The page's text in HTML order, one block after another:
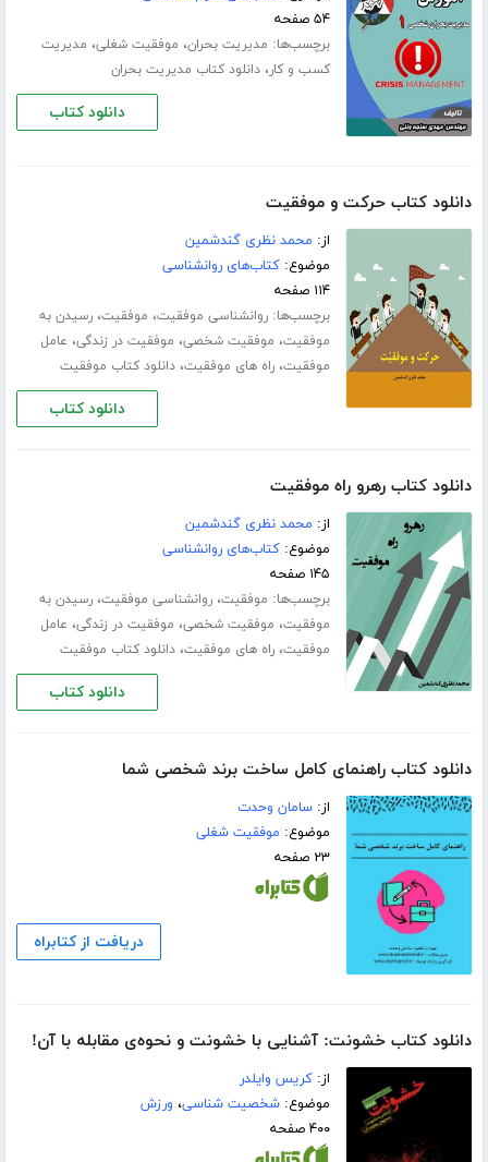
۵۴ صفحه
برچسب‌ها: مدیریت بحران، موفقیت شغلی، مدیریت
کسب و کار،دانلود کتاب مدیریت بحران
دانلود کتاب
دانلود کتاب حرکت و موفقیت
از: محمد نظری گندشمین
موضوع:کتاب‌های روانشناسی
۱۱۴ صفحه
برچسب‌ها:روانشناسی موفقیت، موفقیت،رسیدن به
موفقیت، موفقیت شخصی، موفقیت در زندگی، عامل
موفقیت،راه های موفقیت،دانلود کتاب موفقیت
دانلود کتاب
دانلود کتاب رهرو راه موفقیت
از: محمد نظری گندشمین
موضوع:کتاب‌های روانشناسی
۱۴۵ صفحه
برچسب‌ها: موفقیت،روانشناسی موفقیت،رسیدن به
موفقیت، موفقیت شخصی، موفقیت در زندگی، عامل
موفقیت،راه های موفقیت،دانلود کتاب موفقیت
دانلود کتاب
دانلود کتاب راهنمای کامل ساخت برند شخصی شما
از:سامان وحدت
موضوع: موفقیت شغلی
۲۳ صفحه
دریافت از کتابراه
دانلود کتاب خشونت: آشنایی با خشونت و نحوه‌ی مقابله با آن!
از:کریس وایلدر
موضوع:شخصیت شناسی، ورزش
۴۰۰ صفحه